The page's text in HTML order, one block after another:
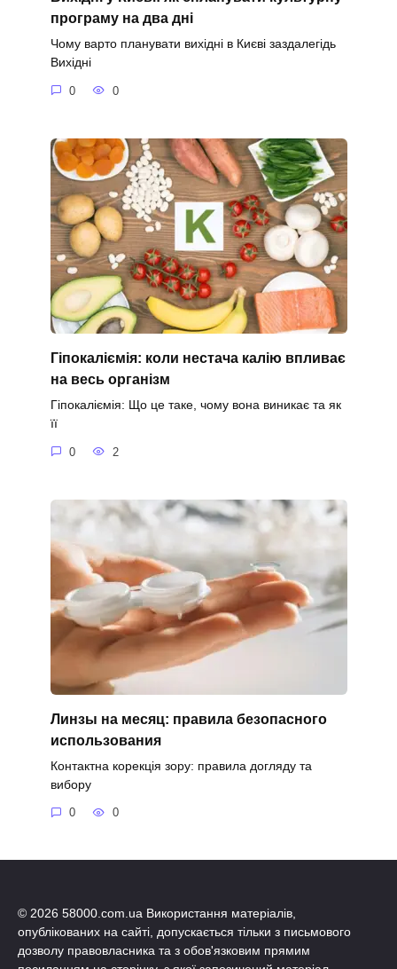
програму на два дні
Чому варто планувати вихідні в Києві заздалегідь
Вихідні
0 0
Гіпокаліємія: коли нестача калію впливає
на весь організм
Гіпокаліємія: Що це таке, чому вона виникає та як
її
0 2
Линзы на месяц: правила безопасного
использования
Контактна корекція зору: правила догляду та
вибору
0 0
© 2026 58000.com.ua Використання матеріалів,
опублікованих на сайті, допускається тільки з письмового
дозволу правовласника та з обов'язковим прямим